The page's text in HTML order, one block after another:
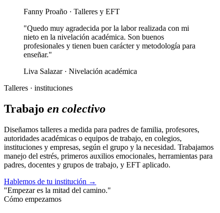
Fanny Proaño · Talleres y EFT
"Quedo muy agradecida por la labor realizada con mi
nieto en la nivelación académica. Son buenos
profesionales y tienen buen carácter y metodología para
enseñar."
Liva Salazar · Nivelación académica
Talleres · instituciones
Trabajo en colectivo
Diseñamos talleres a medida para padres de familia, profesores,
autoridades académicas o equipos de trabajo, en colegios,
instituciones y empresas, según el grupo y la necesidad. Trabajamos
manejo del estrés, primeros auxilios emocionales, herramientas para
padres, docentes y grupos de trabajo, y EFT aplicado.
Hablemos de tu institución →
"Empezar es la mitad del camino."
Cómo empezamos